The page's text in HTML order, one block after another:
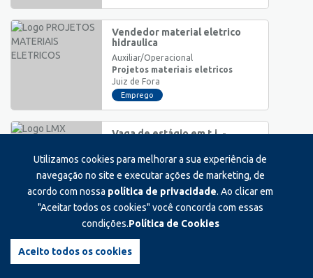
Vendedor material eletrico
hidraulica
Auxiliar/Operacional
Projetos materiais eletricos
Juiz de Fora
Emprego
Vaga de estágio em t.i. -
Estágio
Estágio
padaria
Utilizamos cookies para melhorar a sua experiência de
navegação no site e executar ações de marketing, de
acordo com nossa política de privacidade. Ao clicar em
"Aceitar todos os cookies" você concorda com essas
condições.Política de Cookies
Aceito todos os cookies